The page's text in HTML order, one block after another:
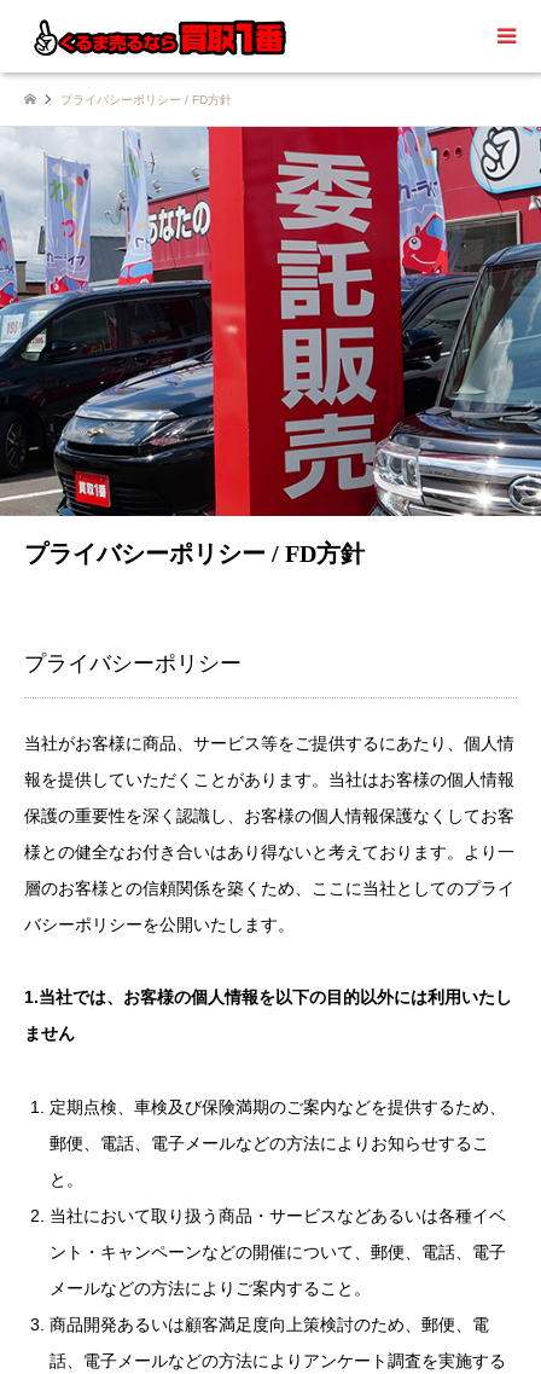
プライバシーポリシー / FD方針
プライバシーポリシー / FD方針
プライバシーポリシー
当社がお客様に商品、サービス等をご提供するにあたり、個人情
報を提供していただくことがあります。当社はお客様の個人情報
保護の重要性を深く認識し、お客様の個人情報保護なくしてお客
様との健全なお付き合いはあり得ないと考えております。より一
層のお客様との信頼関係を築くため、ここに当社としてのプライ
バシーポリシーを公開いたします。
1.当社では、お客様の個人情報を以下の目的以外には利用いたし
ません
定期点検、車検及び保険満期のご案内などを提供するため、
郵便、電話、電子メールなどの方法によりお知らせするこ
と。
当社において取り扱う商品・サービスなどあるいは各種イベ
ント・キャンペーンなどの開催について、郵便、電話、電子
メールなどの方法によりご案内すること。
商品開発あるいは顧客満足度向上策検討のため、郵便、電
話、電子メールなどの方法によりアンケート調査を実施する